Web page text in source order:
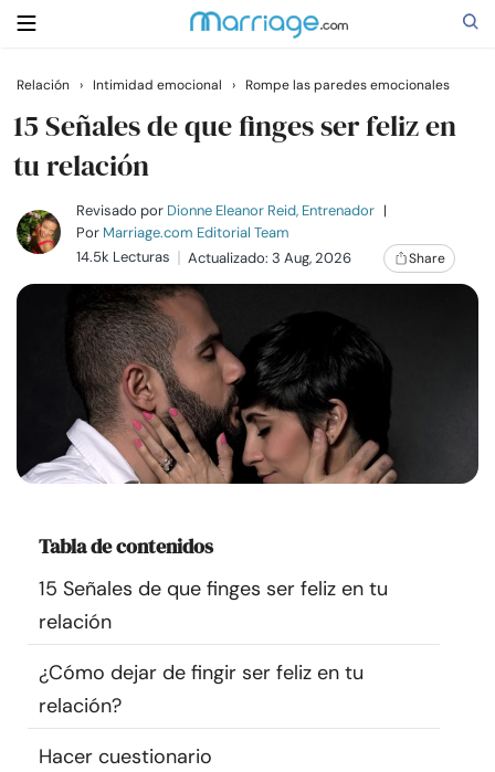
Buscar
Casarse
Relaciones
Familia
Ayuda
Cursos
Comunidad
Encuentra un terapeuta
Idioma
Relación › Intimidad emocional › Rompe las paredes emocionales
15 Señales de que finges ser feliz en
tu relación
Revisado por Dionne Eleanor Reid, Entrenador |
Por Marriage.com Editorial Team
14.5k Lecturas
Actualizado: 3 Aug, 2026 Share
Tabla de contenidos
15 Señales de que finges ser feliz en tu
relación
¿Cómo dejar de fingir ser feliz en tu
relación?
Hacer cuestionario